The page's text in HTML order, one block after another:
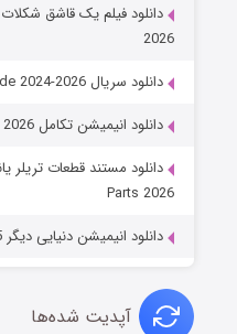
2026
دانلود سریال One Hundred Years of Solitude 2024-2026
دانلود انیمیشن تکامل Evolution 2026
Parts 2026
دانلود انیمیشن دنیایی دیگر Another World 2025
آپدیت شده‌ها